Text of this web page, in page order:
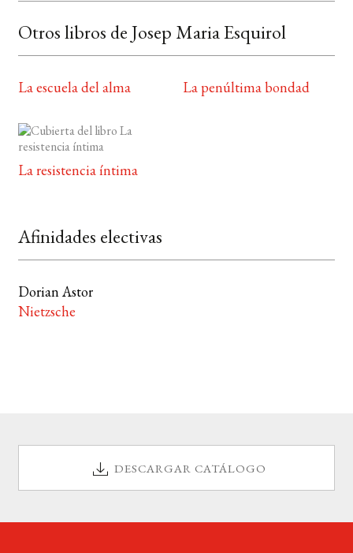
Otros libros de Josep Maria Esquirol
La escuela del alma La penúltima bondad
La resistencia íntima
Afinidades electivas
Dorian Astor
Nietzsche
DESCARGAR CATÁLOGO